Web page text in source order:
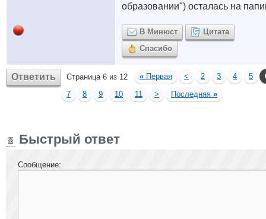
образовании") осталась на
В Минюст
Цитата
Спасибо
Ответить Страница 6 из 12 « Первая < 2 3 4 5
7
8 9 10 11 > Последняя »
Быстрый ответ
Сообщение: